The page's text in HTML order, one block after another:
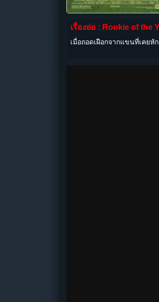
เรื่องย่อ : Rookie of the
เมื่อถอดเฝือกจากแขนที่เคย